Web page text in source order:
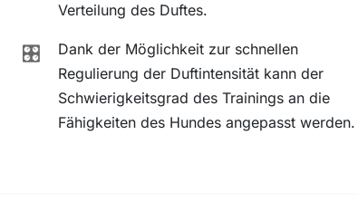
Verteilung des Duftes.
🎛️
Dank der Möglichkeit zur schnellen
Regulierung der Duftintensität kann der
Schwierigkeitsgrad des Trainings an die
Fähigkeiten des Hundes angepasst werden.